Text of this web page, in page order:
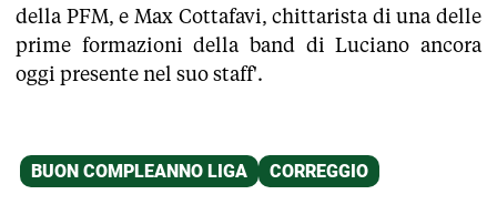
della PFM, e Max Cottafavi, chittarista di una delle
prime formazioni della band di Luciano ancora
oggi presente nel suo staff'.